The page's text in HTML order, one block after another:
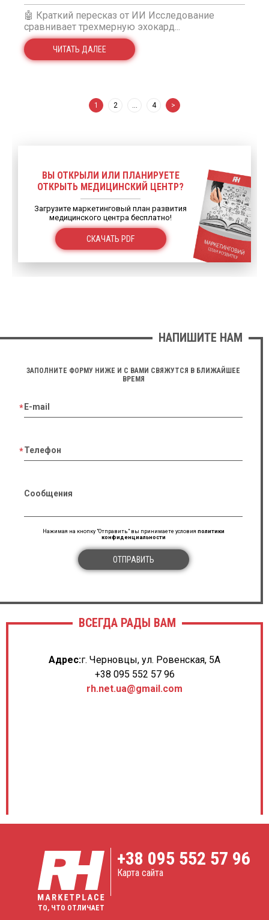
🤖 Краткий пересказ от ИИ Исследование
сравнивает трехмерную эхокард...
ЧИТАТЬ ДАЛЕЕ
1 2 … 4 >
ВЫ ОТКРЫЛИ ИЛИ ПЛАНИРУЕТЕ
ОТКРЫТЬ МЕДИЦИНСКИЙ ЦЕНТР?
Загрузите маркетинговый план развития
медицинского центра бесплатно!
СКАЧАТЬ PDF
НАПИШИТЕ НАМ
ЗАПОЛНИТЕ ФОРМУ НИЖЕ И С ВАМИ СВЯЖУТСЯ В БЛИЖАЙШЕЕ
ВРЕМЯ
E-mail
Телефон
Сообщения
Нажимая на кнопку "Отправить" вы принимаете условия политики
конфиденциальности
ОТПРАВИТЬ
ВСЕГДА РАДЫ ВАМ
Адрес:г. Черновцы, ул. Ровенская, 5А
+38 095 552 57 96
rh.net.ua@gmail.com
ТО, ЧТО ОТЛИЧАЕТ
+38 095 552 57 96
Карта сайта